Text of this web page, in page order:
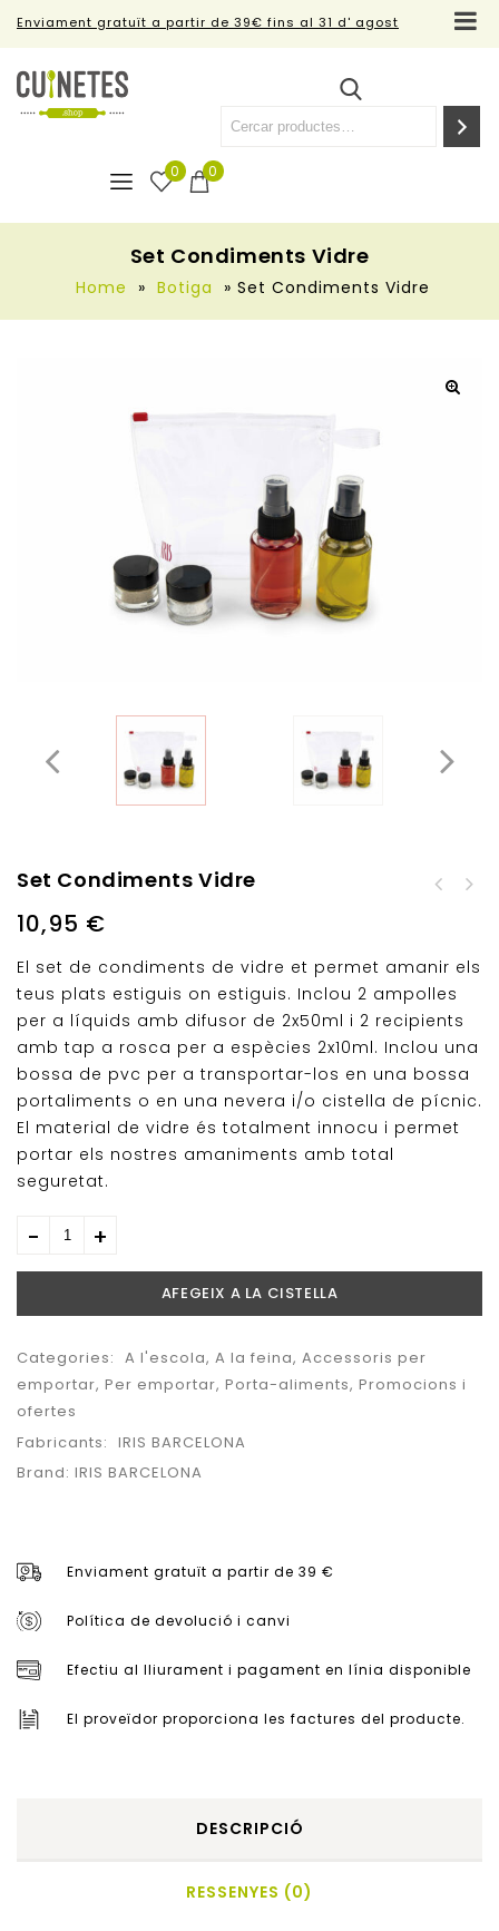
Enviament gratuït a partir de 39€ fins al 31 d' agost
0
0
Set Condiments Vidre
Home » Botiga » Set Condiments Vidre
Set Condiments Vidre
10,95 €
El set de condiments de vidre et permet amanir els
teus plats estiguis on estiguis. Inclou 2 ampolles
per a líquids amb difusor de 2x50ml i 2 recipients
amb tap a rosca per a espècies 2x10ml. Inclou una
bossa de pvc per a transportar-los en una bossa
portaliments o en una nevera i/o cistella de pícnic.
El material de vidre és totalment innocu i permet
portar els nostres amaniments amb total
seguretat.
AFEGEIX A LA CISTELLA
Categories: A l'escola, A la feina, Accessoris per
emportar, Per emportar, Porta-aliments, Promocions i
ofertes
Fabricants: IRIS BARCELONA
Brand: IRIS BARCELONA
Enviament gratuït a partir de 39 €
Política de devolució i canvi
Efectiu al lliurament i pagament en línia disponible
El proveïdor proporciona les factures del producte.
DESCRIPCIÓ
RESSENYES (0)